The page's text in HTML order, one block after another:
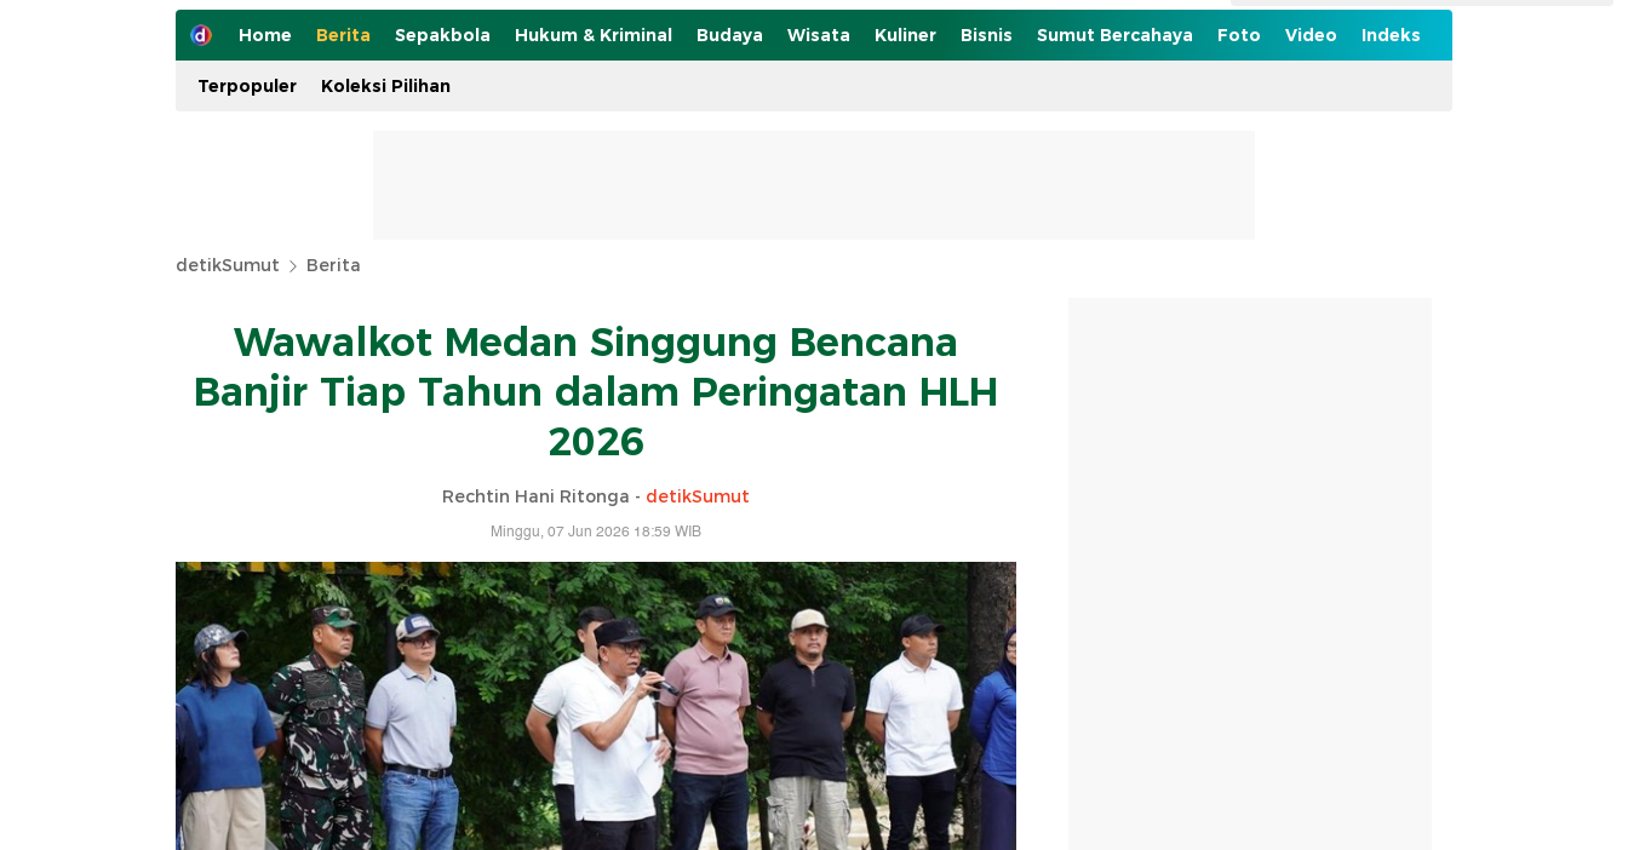
Home Berita Sepakbola Hukum & Kriminal Budaya Wisata Kuliner Bisnis Sumut Bercahaya Foto Video Indeks
Terpopuler Koleksi Pilihan
detikSumut Berita
Wawalkot Medan Singgung Bencana
Banjir Tiap Tahun dalam Peringatan HLH
2026
Rechtin Hani Ritonga - detikSumut
Minggu, 07 Jun 2026 18:59 WIB